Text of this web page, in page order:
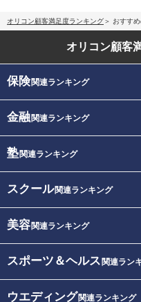
オリコン顧客満足度ランキング おすす
オリコン顧客
保険関連ランキング
金融関連ランキング
塾関連ランキング
スクール関連ランキング
美容関連ランキング
スポーツ＆ヘルス 関連ラン
ウエディング関連ランキング